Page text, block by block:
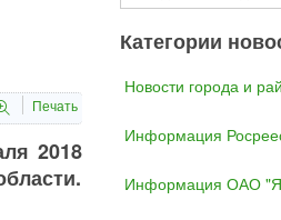
Печать
2018
Категории
Новости города и
Информация
Информация ОАО